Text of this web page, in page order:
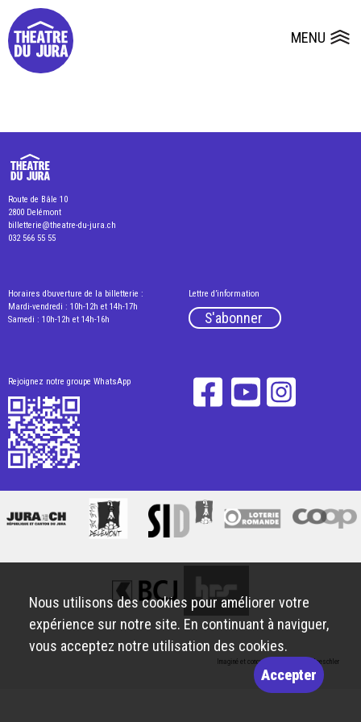
MENU
Presse
Salles
Dépôts de dossiers
Route de Bâle 10
2800 Delémont
billetterie@theatre-du-jura.ch
032 566 55 55
Horaires d’ouverture de la billetterie :
Mardi-vendredi : 10h-12h et 14h-17h
Samedi : 10h-12h et 14h-16h
Lettre d’information
S'abonner
Rejoignez notre groupe WhatsApp
Imaginé et conçu par Giorgianni & Moeschler
Nous utilisons des cookies pour améliorer votre
expérience sur notre site. En continuant à naviguer,
vous acceptez notre utilisation des cookies.
Accepter